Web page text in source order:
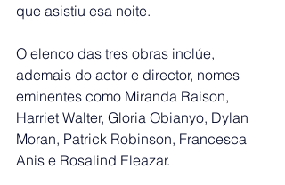
que asistiu esa noite.
O elenco das tres obras inclúe,
ademais do actor e director, nomes
eminentes como Miranda Raison,
Harriet Walter, Gloria Obianyo, Dylan
Moran, Patrick Robinson, Francesca
Anis e Rosalind Eleazar.